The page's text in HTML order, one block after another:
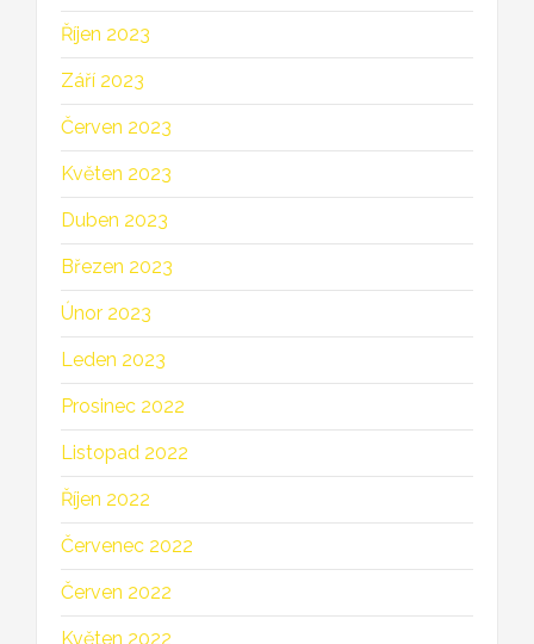
Říjen 2023
Září 2023
Červen 2023
Květen 2023
Duben 2023
Březen 2023
Únor 2023
Leden 2023
Prosinec 2022
Listopad 2022
Říjen 2022
Červenec 2022
Červen 2022
Květen 2022